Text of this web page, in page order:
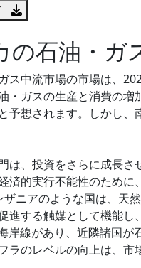
の石油・ガ
ス中流市場の市場は、
・ガスの生産と消費の
予想されます。しかし
は、投資をさらに成長
済的実行不能性のため
ニアのような国は、天
進する触媒として機能
岸線があり、近隣諸国が
ラのレベルの向上は、